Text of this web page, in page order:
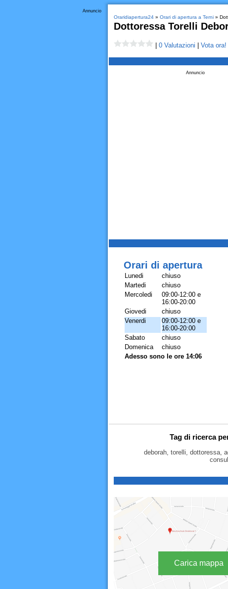
Annuncio
Oraridiapertura24» Orari di apertura a Terni»
Dottoressa Torelli
0 Valutazioni Vota ora!
Annuncio
Orari di apertura
Lunedi
chiuso
Martedi
chiuso
Mercoledi
09:00-12:00 e
16:00-20:00
Giovedi
chiuso
Venerdi
09:00-12:00 e
16:00-20:00
Sabato
chiuso
Domenica
chiuso
Adesso sono le ore 14:06
Tag di ricerca
deborah, torelli, dottoressa,
Carica mappa